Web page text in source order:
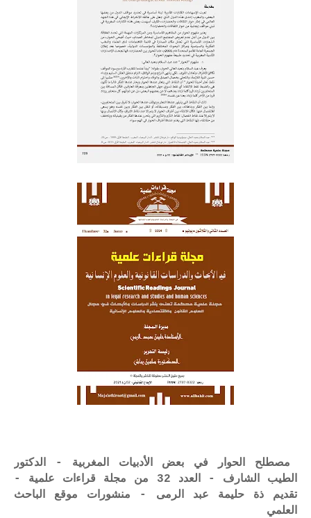
مصطلح الحوار في بعض الأدبيات المغربية - الدكتور
الطيب الشارف - العدد 32 من مجلة قراءات علمية -
تقديم ذة حليمة عبد الرمى - منشورات موقع الباحث
العلمي